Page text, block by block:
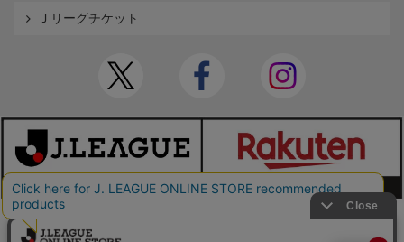
Ｊリーグチケット
本サイトで使用している文章・画像等の無断での複製・転載を禁止します。